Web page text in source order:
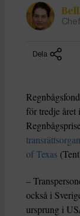
Dela
för tredje året
of Texas
–
också i
ursprung i